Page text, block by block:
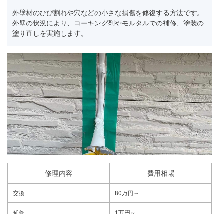
外壁材のひび割れや穴などの小さな損傷を修復する方法です。
外壁の状況により、コーキング剤やモルタルでの補修、塗装の
塗り直しを実施します。
修理内容 費用相場
交換 80万円～
補修 1万円～